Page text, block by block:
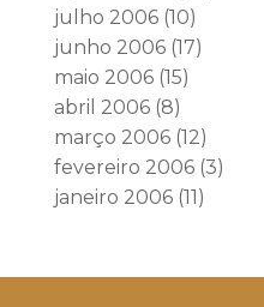
julho 2006(10)
junho 2006(17)
maio 2006(15)
abril 2006(8)
março 2006(12)
fevereiro 2006(3)
janeiro 2006(11)